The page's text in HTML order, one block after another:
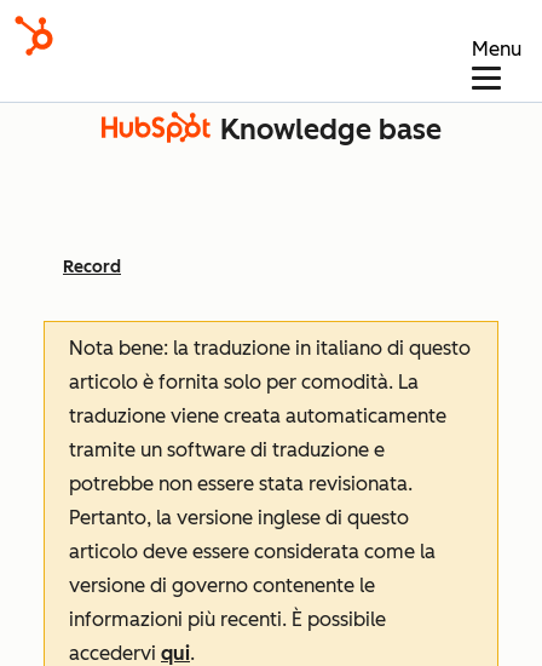
Menu
Knowledge base
Record
Nota bene: la traduzione in italiano di questo
articolo è fornita solo per comodità. La
traduzione viene creata automaticamente
tramite un software di traduzione e
potrebbe non essere stata revisionata.
Pertanto, la versione inglese di questo
articolo deve essere considerata come la
versione di governo contenente le
informazioni più recenti. È possibile
accedervi qui.